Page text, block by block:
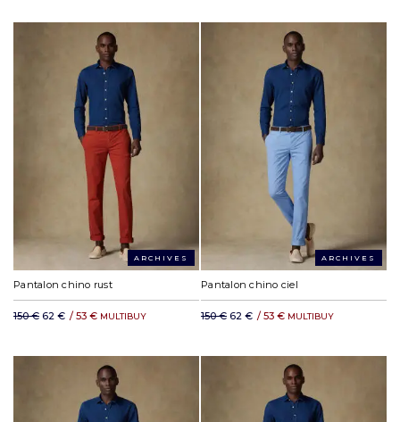
ARCHIVES
Pantalon chino rust
150 € 62 € /53 € MULTIBUY
ARCHIVES
Pantalon chino ciel
150 € 62 € /53 € MULTIBUY